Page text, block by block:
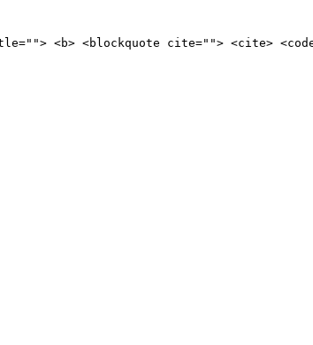
<b> <blockquote cite=""> <cite>